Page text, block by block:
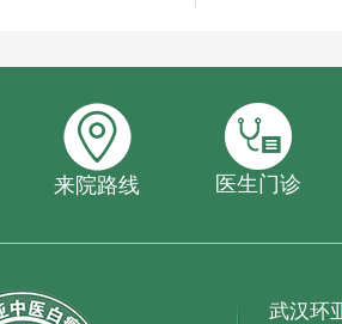
来院路线 医生门诊
武汉环